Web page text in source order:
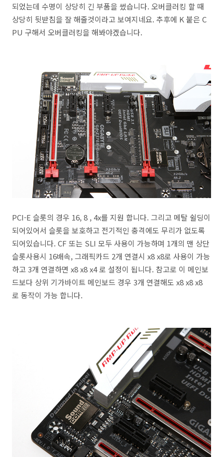
되었는데 수명이 상당히 긴 부품을 썼습니다. 오버클러킹 할 때
상당히 뒷받침을 잘 해줄것이라고 보여지네요. 추후에 K 붙은 C
PU 구해서 오버클러킹을 해봐야겠습니다.
PCI-E 슬롯의 경우 16, 8 , 4x를 지원 합니다. 그리고 메탈 쉴딩이
되어있어서 슬롯을 보호하고 전기적인 충격에도 무리가 없도록
되어있습니다. CF 또는 SLI 모두 사용이 가능하며 1개의 맨 상단
슬롯사용시 16배속, 그래픽카드 2개 연결시 x8 x8로 사용이 가능
하고 3개 연결하면 x8 x8 x4 로 설정이 됩니다. 참고로 이 메인보
드보다 상위 기가바이트 메인보드 경우 3개 연결해도 x8 x8 x8
로 동작이 가능 합니다.